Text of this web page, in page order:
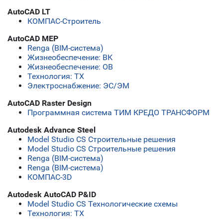
AutoCAD LT
КОМПАС-Строитель
AutoCAD MEP
Renga (BIM-система)
Жизнеобеспечение: ВК
Жизнеобеспечение: ОВ
Технология: ТХ
Электроснабжение: ЭС/ЭМ
AutoCAD Raster Design
Программная система ТИМ КРЕДО ТРАНСФОРМ
Autodesk Advance Steel
Model Studio CS Строительные решения
Model Studio CS Строительные решения
Renga (BIM-система)
Renga (BIM-система)
КОМПАС-3D
Autodesk AutoCAD P&ID
Model Studio CS Технологические схемы
Технология: ТХ